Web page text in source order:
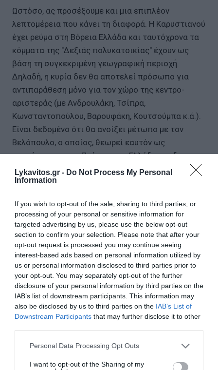
Lykavitos.gr - Do Not Process My Personal
Information
If you wish to opt-out of the sale, sharing to third parties, or
processing of your personal or sensitive information for
targeted advertising by us, please use the below opt-out
section to confirm your selection. Please note that after your
opt-out request is processed you may continue seeing
interest-based ads based on personal information utilized by
us or personal information disclosed to third parties prior to
your opt-out. You may separately opt-out of the further
disclosure of your personal information by third parties on the
IAB’s list of downstream participants. This information may
also be disclosed by us to third parties on the IAB’s List of
Downstream Participants that may further disclose it to other
Please note that this website/app uses one or more Google
not limited to your visit or usage behaviour. You may click to
Personal Data Processing Opt Outs
I want to opt-out of the Sharing of my
Ωστόσο, ας προσέξουμε και μια επιπλέον
λεπτομέρεια που κάνει τη διαφορά. Η Καρυστιανού
έχει ρεύμα στη Βόρεια Ελλάδα και ταυτόχρονα τα
κόμματα της "Δεξιάς πολυκατοικίας" έχουν ως
βάση τη συγκεκριμένη γεωγραφική περιοχή.
Δηλαδή, η κυρία δεν θα αποτελεί πρόσωπο για
αντιπαράθεση μόνο για τον χώρο της κεντρο-
αριστεράς (με Ανδρουλάκη, Τσίπρα,
Κωνσταντοπούλου, Βαρουφάκη, Κουτσούμπα κ.ά.).
Είναι δεδομένο ότι θα ανοίξει μέτωπο με τον
Βελόπουλο, ο οποίος, θεωρεί εαυτόν ως
εκπρόσωπο του... Πούτιν στην Ελλάδα και δεν
βλέπει με καλό... μάτι τα "ρωσικά χαρακτηριστικά"
του κόμματος της. Επιπλέον, πρόβλημα θα έχει και
είναι τελειωμένος από την επόμενη Βουλή, θα
επιδιώξει να βρει μια... καρέκλα δίπλα στην
Καρυστιανού! Δεν υπάρχει αμφιβολία ότι θα
έχουμε πολλά αμφίρροπα "ματς" στα... play offs και
κάθε πρόβλεψη στο πλαίσιο του "πολιτικού
στοιχηματισμού" είναι παρακινδυνευμένη...
Ρυθμιστής και... διαιτητής ο Μητσοτάκης!
Οι αρχηγοί των κομμάτων της αντιπολίτευσης
τοξικής χυδαιότητας, οπότε, ένα τέτοιο κλίμα
είναι σαφές ότι ευνοεί τον Μητσοτάκη και τη Νέα